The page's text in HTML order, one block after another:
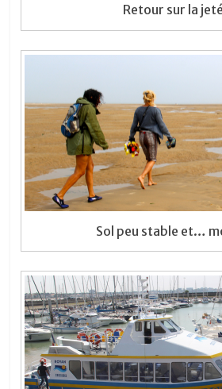
Retour sur la
Sol peu stable et…